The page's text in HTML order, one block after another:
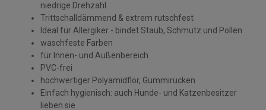
niedrige Drehzahl.
Trittschalldämmend & extrem rutschfest
Ideal für Allergiker - bindet Staub, Schmutz und Pollen
waschfeste Farben
für Innen- und Außenbereich
PVC-frei
hochwertiger Polyamidflor, Gummirücken
Einfach hygienisch: auch Hunde- und Katzenbesitzer
lieben sie